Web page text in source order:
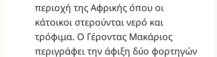
περιοχή της Αφρικής όπου οι
κάτοικοι στερούνται νερό και
τρόφιμα. Ο Γέροντας Μακάριος
περιγράφει την άφιξη δύο φορτηγών